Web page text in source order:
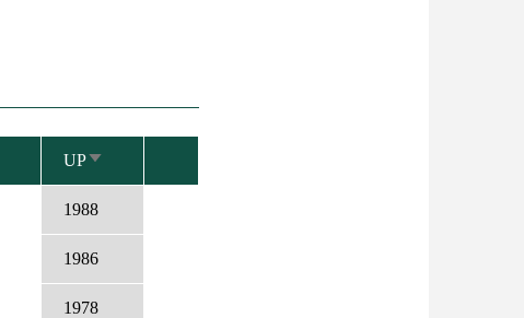
UPSORT
ASCENDING
1988
1986
1978